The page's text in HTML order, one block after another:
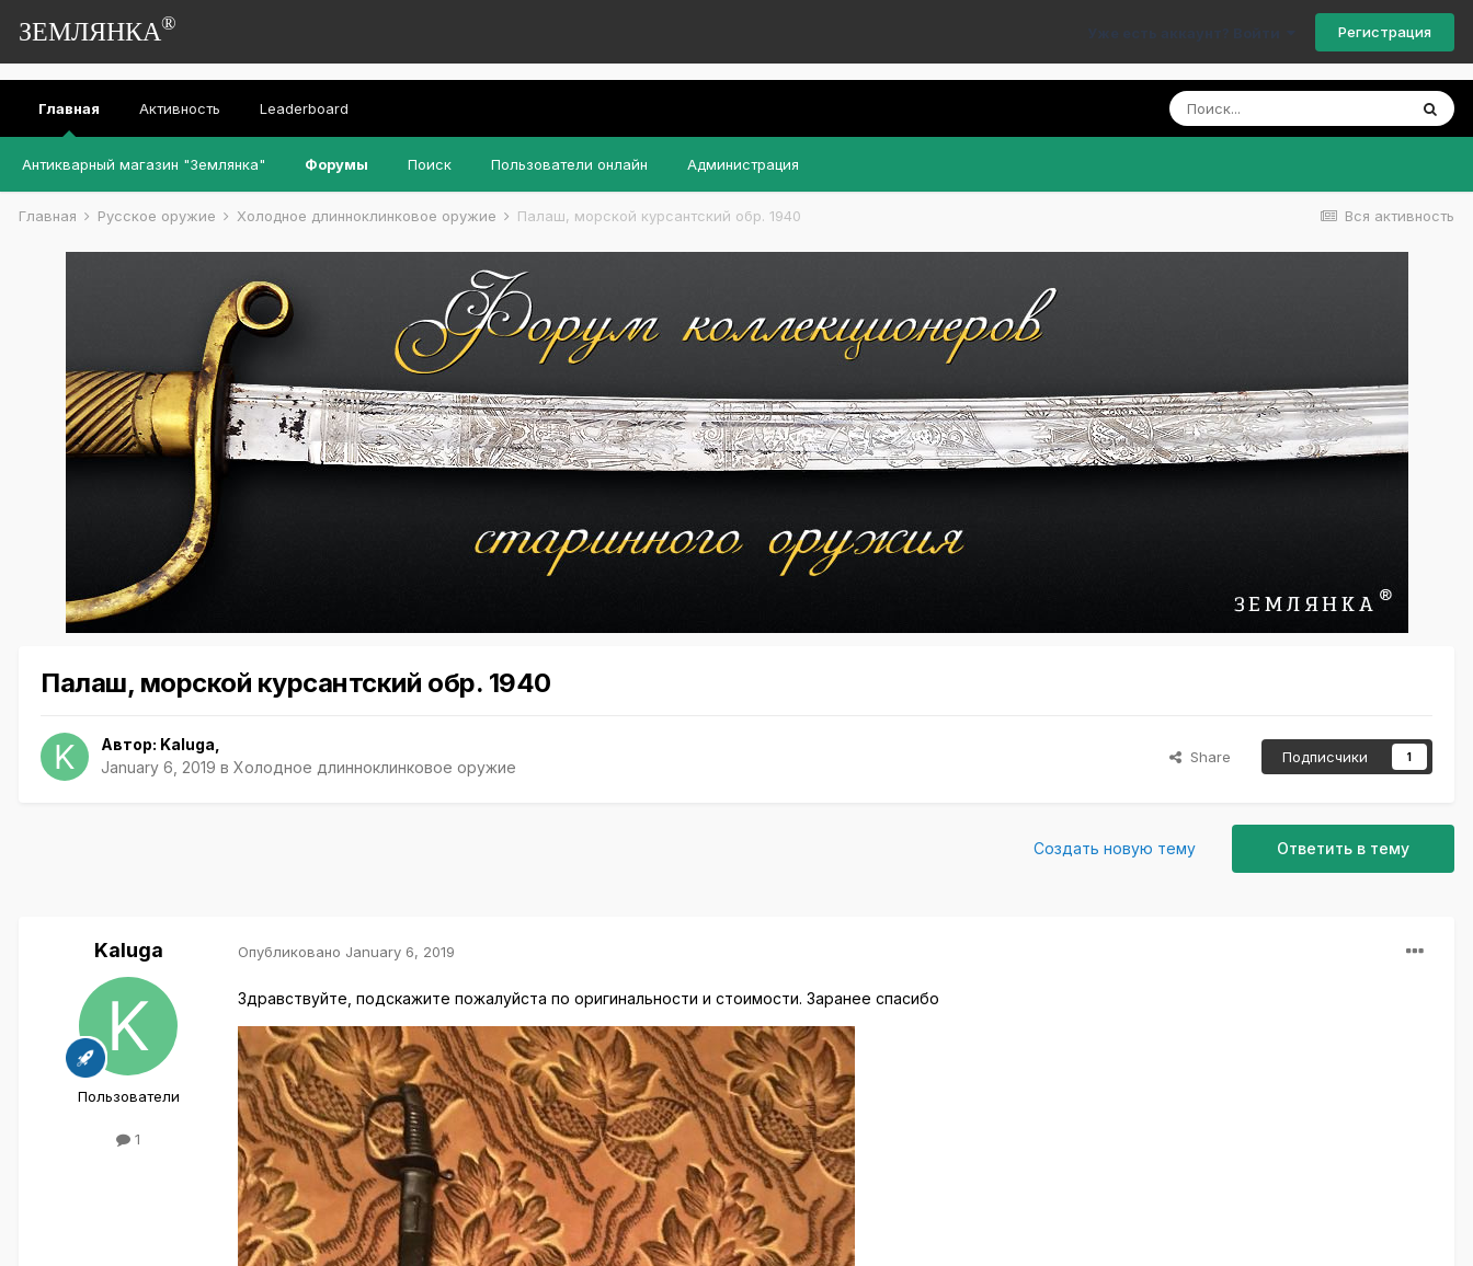
ЗЕМЛЯНКА® Уже есть аккаунт? Войти Регистрация
Главная
Антикварный магазин "Землянка" Форумы Поиск Пользователи онлайн Администрация
Активность Leaderboard
Вся активность
Главная Русское оружие Холодное длинноклинковое оружие Палаш, морской курсантский обр. 1940
Палаш, морской курсантский обр. 1940
Автор: Kaluga
January 6, 2019 в Холодное длинноклинковое оружие
Share Подписчики 1
Ответить в тему
Создать новую тему
Kaluga
Пользователи
1
Опубликовано January 6, 2019
Здравствуйте, подскажите пожалуйста по оригинальности и стоимости. Заранее спасибо